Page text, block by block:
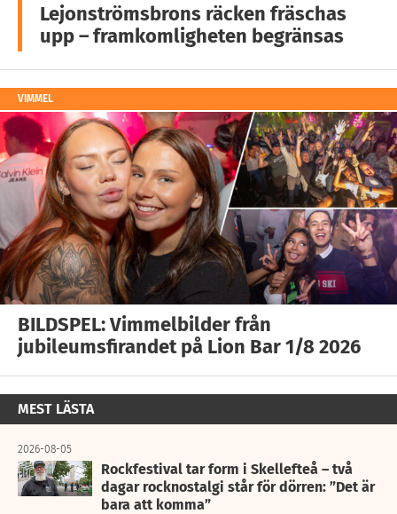
Lejonströmsbrons räcken fräschas
upp – framkomligheten begränsas
VIMMEL
BILDSPEL: Vimmelbilder från
jubileumsfirandet på Lion Bar 1/8 2026
MEST LÄSTA
2026-08-05
Rockfestival tar form i Skellefteå – två
dagar rocknostalgi står för dörren: ”Det är
bara att komma”